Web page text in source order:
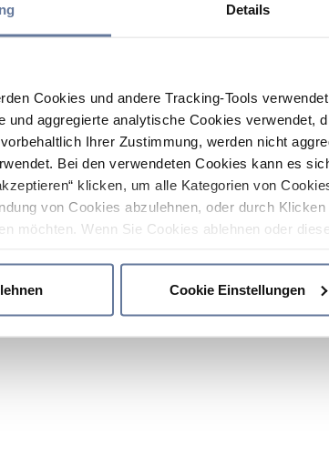
Details
Cookies und andere Tracking-Tools
und aggregierte analytische Cookies verwendet,
Ihrer Zustimmung, werden nicht
Bei den verwendeten Cookies kann es
klicken, um alle Kategorien von
von Cookies abzulehnen, oder durch
möchten. Wenn Sie Cookies ablehnen oder
Cookie Einstellungen